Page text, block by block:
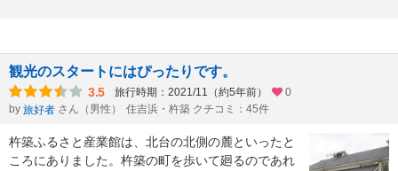
観光のスタートにはぴったりです。
3.5 旅行時期：2021/11（約5年前）
0
by 旅好者 さん（男性） 住吉浜・杵築 クチコミ：45件
杵築ふるさと産業館は、北台の北側の麓といったと
ころにありました。杵築の町を歩いて廻るのであれ